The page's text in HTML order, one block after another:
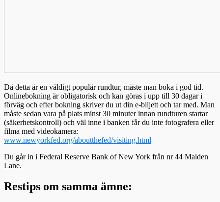
Då detta är en väldigt populär rundtur, måste man boka i god tid.
Onlinebokning är obligatorisk och kan göras i upp till 30 dagar i
förväg och efter bokning skriver du ut din e-biljett och tar med. Man
måste sedan vara på plats minst 30 minuter innan rundturen startar
(säkerhetskontroll) och väl inne i banken får du inte fotografera eller
filma med videokamera:
www.newyorkfed.org/aboutthefed/visiting.html
Du går in i Federal Reserve Bank of New York från nr 44 Maiden
Lane.
Restips om samma ämne: